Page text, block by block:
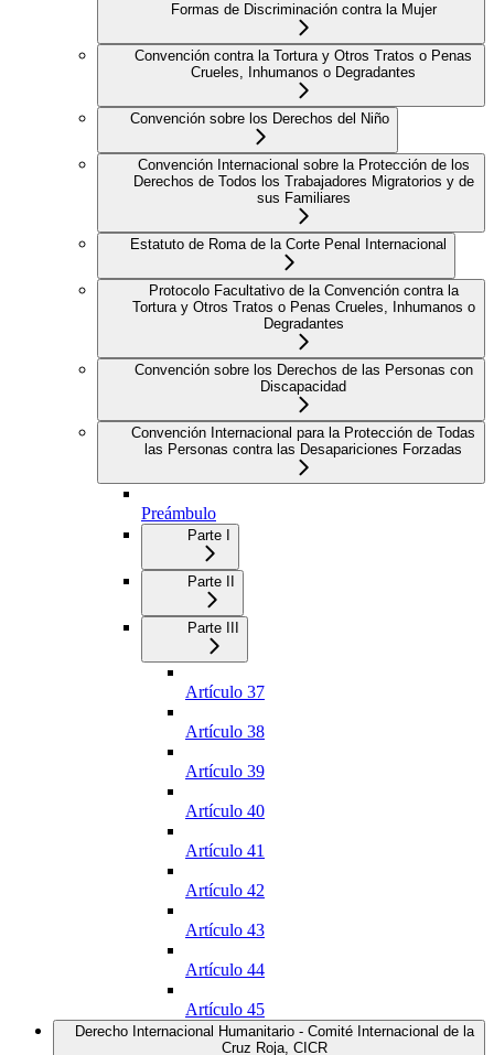
Formas de Discriminación contra la Mujer
Convención contra la Tortura y Otros Tratos o Penas
Crueles, Inhumanos o Degradantes
Convención sobre los Derechos del Niño
Convención Internacional sobre la Protección de los
Derechos de Todos los Trabajadores Migratorios y de
sus Familiares
Estatuto de Roma de la Corte Penal Internacional
Protocolo Facultativo de la Convención contra la
Tortura y Otros Tratos o Penas Crueles, Inhumanos o
Degradantes
Convención sobre los Derechos de las Personas con
Discapacidad
Convención Internacional para la Protección de Todas
las Personas contra las Desapariciones Forzadas
Preámbulo
Parte I
Parte II
Parte III
Artículo 37
Artículo 38
Artículo 39
Artículo 40
Artículo 41
Artículo 42
Artículo 43
Artículo 44
Artículo 45
Derecho Internacional Humanitario - Comité Internacional de la
Cruz Roja, CICR